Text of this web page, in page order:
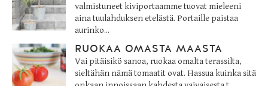
valmistuneet kiviportaamme tuovat mieleeni
aina tuulahduksen etelästä. Portaille paistaa
aurinko...
RUOKAA OMASTA MAASTA
Vai pitäisikö sanoa, ruokaa omalta terassilta,
sieltähän nämä tomaatit ovat. Hassua kuinka sitä